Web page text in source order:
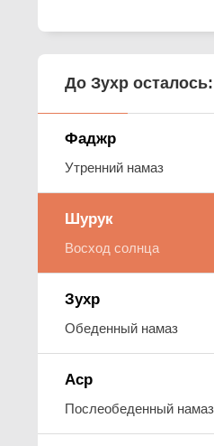
До Зухр осталось:
Фаджр
Утренний намаз
Шурук
Восход солнца
Зухр
Обеденный намаз
Аср
Послеобеденный намаз